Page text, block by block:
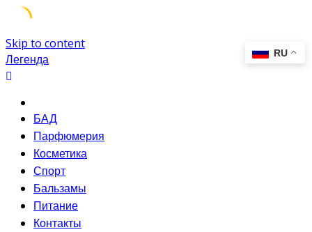
Skip to content
Легенда
БАД
Парфюмерия
Косметика
Спорт
Бальзамы
Питание
Контакты